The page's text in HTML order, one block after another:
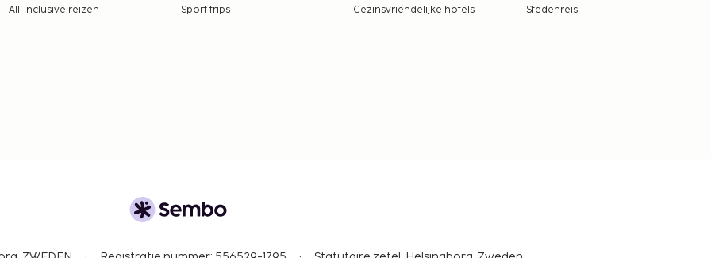
All-Inclusive reizen Sport trips Gezinsvriendelijke hotels
Stedenreis